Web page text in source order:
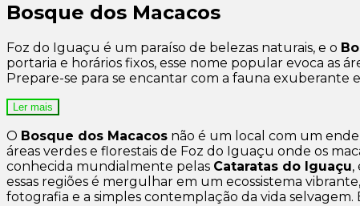
Bosque dos Macacos
Foz do Iguaçu é um paraíso de belezas naturais, e o
portaria e horários fixos, esse nome popular evoca as
Prepare-se para se encantar com a fauna exuberante
Ler mais
O Bosque dos Macacos não é um local com um
áreas verdes e florestais de Foz do Iguaçu onde os
conhecida mundialmente pelas Cataratas do Iguaçu,
essas regiões é mergulhar em um ecossistema
fotografia e a simples contemplação da vida